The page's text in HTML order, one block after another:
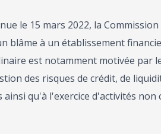
le 15 mars 2022, la
blâme à un établissement
est notamment motivée par
des risques de crédit, de
qu'à l'exercice d'activités